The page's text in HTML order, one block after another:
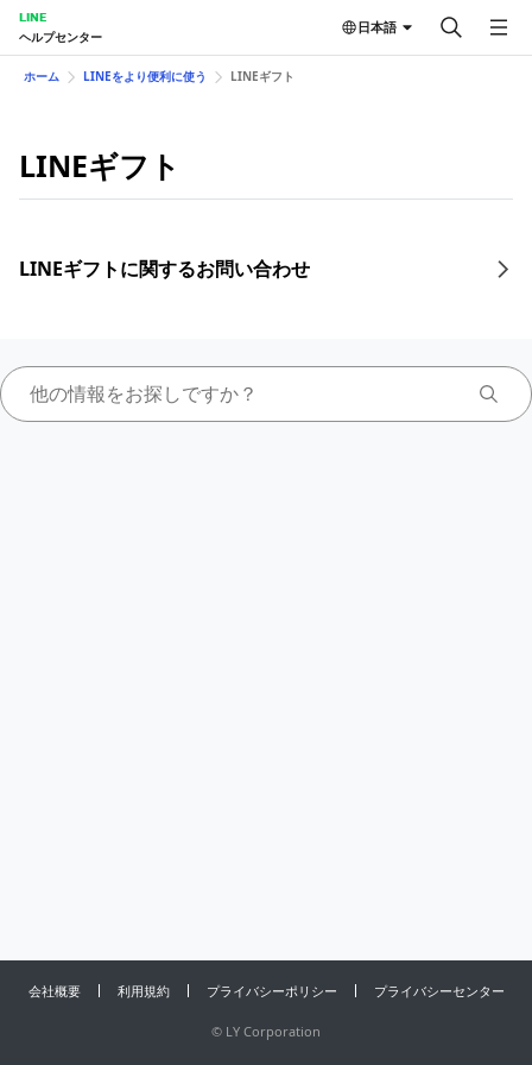
LINE
ヘルプセンター
日本語
ホーム LINEをより便利に使う LINEギフト
LINEギフト
LINEギフトに関するお問い合わせ
会社概要 利用規約 プライバシーポリシー プライバシーセンター
© LY Corporation